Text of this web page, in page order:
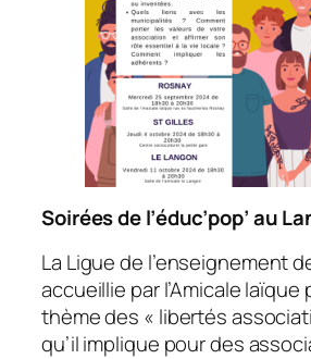
Soirées de l’éduc’pop’ au
La Ligue de l’enseignement
accueillie par l’Amicale laïque
thème des « libertés
qu’il implique pour des